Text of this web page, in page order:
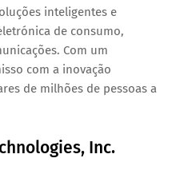
inteligentes e
de consumo,
Com um
com a inovação
de milhões de pessoas a
Inc.